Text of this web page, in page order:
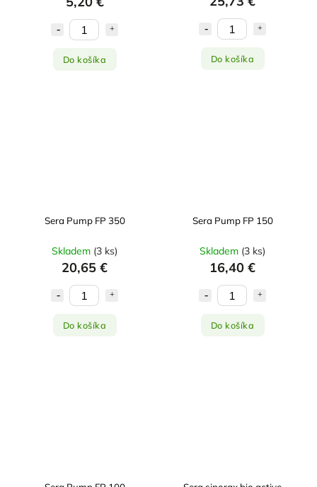
Do košíka Do košíka
Sera Pump FP 350
Skladem (3 ks)
20,65 €
Do košíka
Sera Pump FP 150
Skladem (3 ks)
16,40 €
Do košíka